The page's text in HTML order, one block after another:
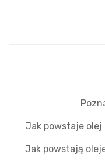
Jak powstaje olej
Jak powstają